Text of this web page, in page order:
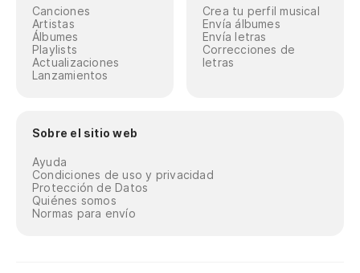
Canciones
Artistas
Álbumes
Playlists
Actualizaciones
Lanzamientos
Crea tu perfil musical
Envía álbumes
Envía letras
Correcciones de
letras
Sobre el sitio web
Ayuda
Condiciones de uso y privacidad
Protección de Datos
Quiénes somos
Normas para envío